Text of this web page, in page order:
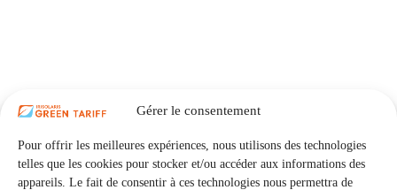
Gérer le consentement
Pour offrir les meilleures expériences, nous utilisons des technologies
telles que les cookies pour stocker et/ou accéder aux informations des
appareils. Le fait de consentir à ces technologies nous permettra de